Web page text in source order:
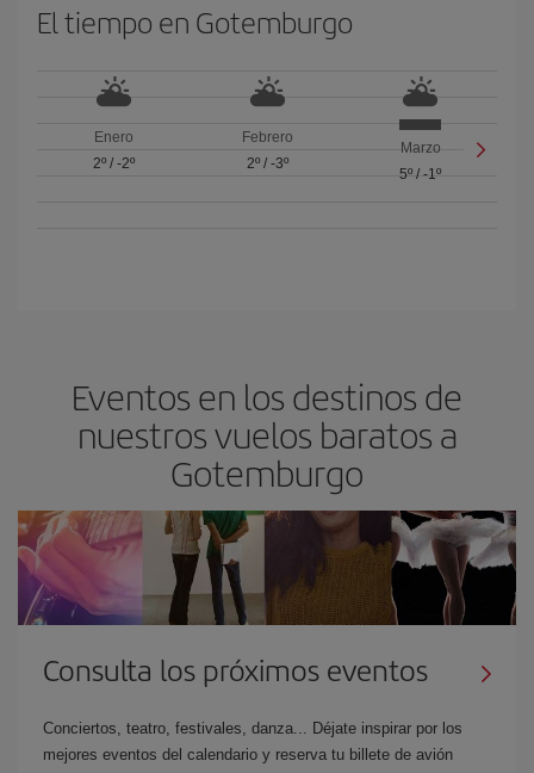
El tiempo en Gotemburgo
Enero
2º/ -2º
Febrero
2º/ -3º
Marzo
5º /-1º
Eventos en los destinos de
nuestros vuelos baratos a
Gotemburgo
Consulta los próximos eventos
Conciertos, teatro, festivales, danza... Déjate inspirar por los
mejores eventos del calendario y reserva tu billete de avión